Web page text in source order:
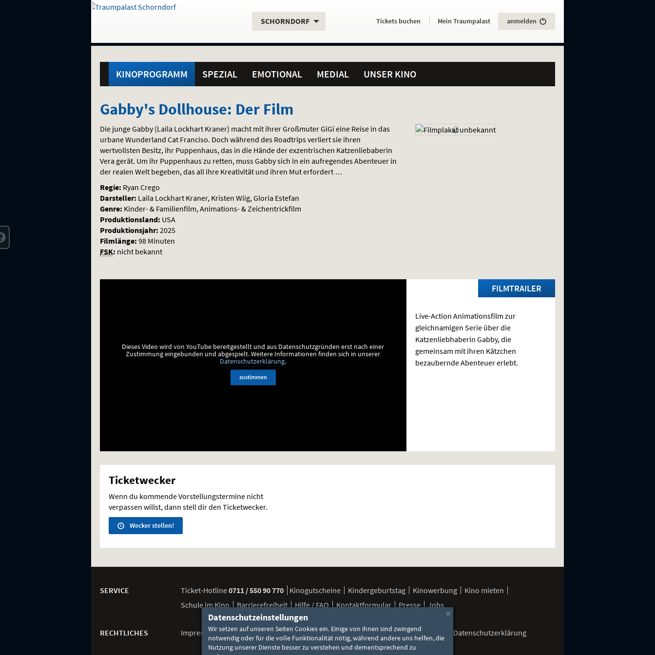
direkt
Inhalt
Menü
und
Gehe
Standortauswahl
Aktueller
SCHORNDORF. Servicefunktionen
Aktuelles
HierTickets buchen . Mein Traumpalast anmelden
KINOPROGRAMM SPEZIAL EMOTIONAL MEDIAL UNSER KINO
Gabby's
Dollhouse:
Der
Film
Gabby's Dollhouse: Der Film
Die junge Gabby (Laila Lockhart Kraner) macht mit ihrer Großmuter GiGi eine Reise in das
urbane Wunderland Cat Franciso. Doch während des Roadtrips verliert sie ihren
wertvollsten Besitz, ihr Puppenhaus, das in die Hände der exzentrischen Katzenliebaberin
Vera gerät. Um ihr Puppenhaus zu retten, muss Gabby sich in ein aufregendes Abenteuer in
der realen Welt begeben, das all ihre Kreativität und ihren Mut erfordert …
Regie: Ryan Crego
Darsteller: Laila Lockhart Kraner, Kristen Wiig, Gloria Estefan
Genre: Kinder- & Familienfilm, Animations- & Zeichentrickfilm
Produktionsland: USA
Produktionsjahr: 2025
Filmlänge: 98 Minuten
FSK: nicht bekannt
FILMTRAILER
Dieses Video wird von YouTube bereitgestellt und aus Datenschutzgründen erst nach einer
Zustimmung eingebunden und abgespielt.Weitere Informationen finden sich in unserer
Datenschutzerklärung.
zustimmen
Live-Action Animationsfilm zur
gleichnamigen Serie über die
Katzenliebhaberin Gabby, die
gemeinsam mit ihren Kätzchen
bezaubernde Abenteuer erlebt.
Ticketwecker
Wenn du kommende Vorstellungstermine nicht
verpassen willst, dann stell dir den Ticketwecker.
Wecker stellen!
SERVICE Ticket-Hotline0711 / 550 90 770 Kinogutscheine Kindergeburtstag Kinowerbung
Kino mieten
Schule im Kino
Barrierefreiheit Hilfe / FAQ Kontaktformular Presse Jobs
RECHTLICHES Impressum FSK / Jugendschutz Besuchsbedingungen Cookie-Einstellungen Datenschutzerklärung
×
Datenschutzeinstellungen
Wir setzen auf unseren Seiten Cookies ein. Einige von ihnen sind zwingend
notwendig oder für die volle Funktionalität nötig, während andere uns helfen, die
Nutzung unserer Dienste besser zu verstehen und dementsprechend zu